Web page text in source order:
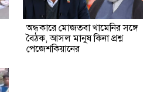
অন্ধকারে মোজতবা খামেনির সঙ্গে
বৈঠক, আসল মানুষ কিনা প্রশ্ন
পেজেশকিয়ানের